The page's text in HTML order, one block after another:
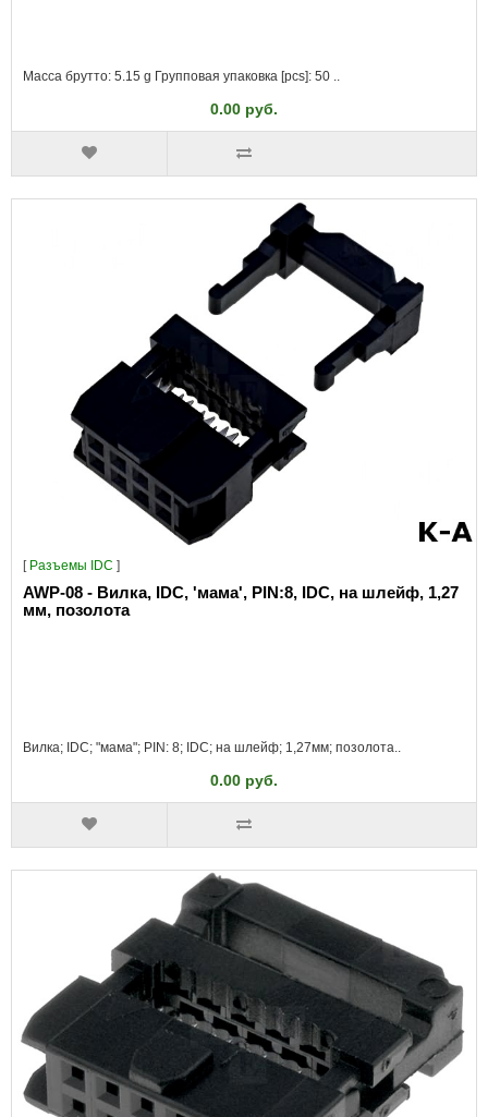
Масса брутто: 5.15 g Групповая упаковка [pcs]: 50 ..
0.00 руб.
[ Разъeмы IDC ]
AWP-08 - Вилка, IDC, 'мама', PIN:8, IDC, на шлейф, 1,27
мм, позолота
Вилка; IDC; "мама"; PIN: 8; IDC; на шлейф; 1,27мм; позолота..
0.00 руб.